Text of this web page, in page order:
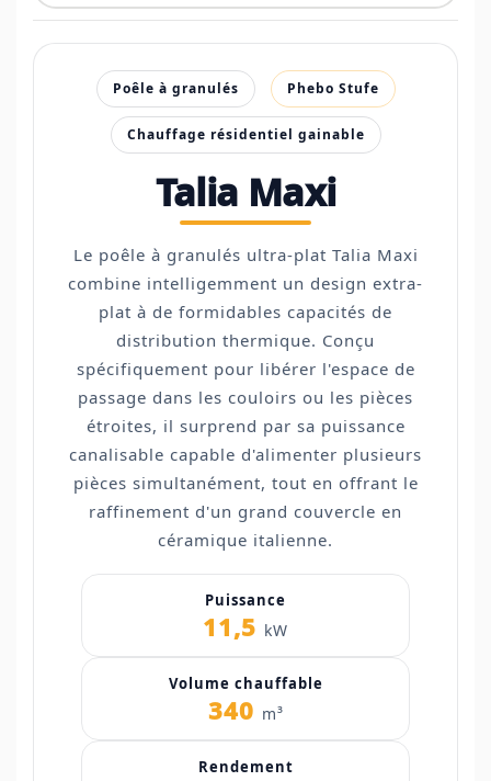
Poêle à granulés Phebo Stufe
Chauffage résidentiel gainable
Talia Maxi
Le poêle à granulés ultra-plat Talia Maxi
combine intelligemment un design extra-
plat à de formidables capacités de
distribution thermique. Conçu
spécifiquement pour libérer l'espace de
passage dans les couloirs ou les pièces
étroites, il surprend par sa puissance
canalisable capable d'alimenter plusieurs
pièces simultanément, tout en offrant le
raffinement d'un grand couvercle en
céramique italienne.
Puissance
11,5 kW
Volume chauffable
340 m³
Rendement